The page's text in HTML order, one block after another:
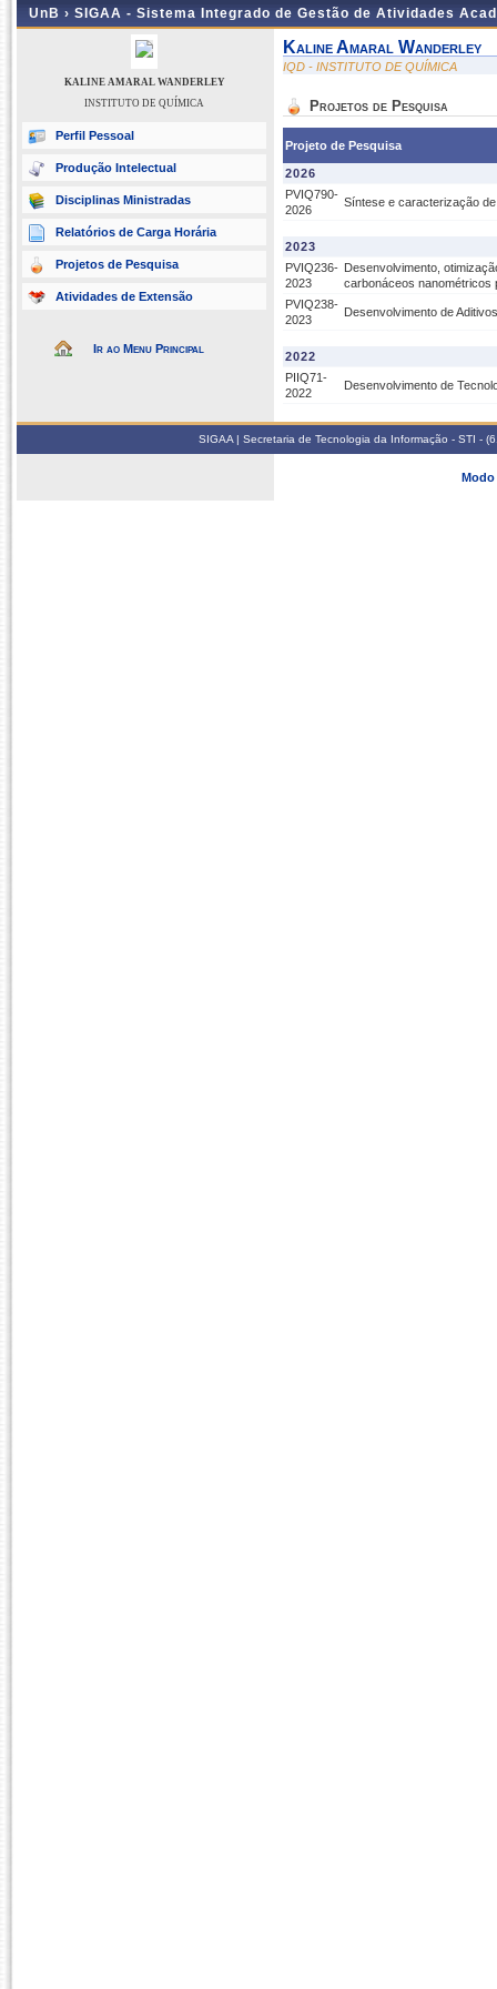
UnB › SIGAA - Sistema Integrado de Gestão de Atividades
KALINE AMARAL WANDERLEY
INSTITUTO DE QUÍMICA
Perfil Pessoal
Produção Intelectual
Disciplinas Ministradas
Relatórios de Carga Horária
Projetos de Pesquisa
Atividades de Extensão
Ir ao Menu Principal
Kaline Amaral Wanderley
IQD - INSTITUTO DE QUÍMICA
Projetos de Pesquisa
Projeto de Pesquisa
2026
PVIQ790-
2026
Síntese e caracterização
2023
PVIQ236-
2023
Desenvolvimento,
carbonáceos nanométricos
PVIQ238-
2023
Desenvolvimento de
2022
PIIQ71-
2022
Desenvolvimento de
SIGAA | Secretaria de Tecnologia da Informação - STI -
Modo